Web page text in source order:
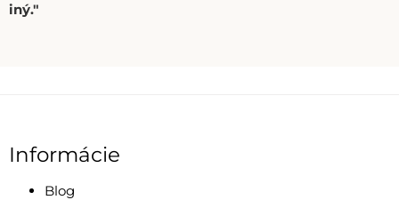
iný."
Informácie
Blog